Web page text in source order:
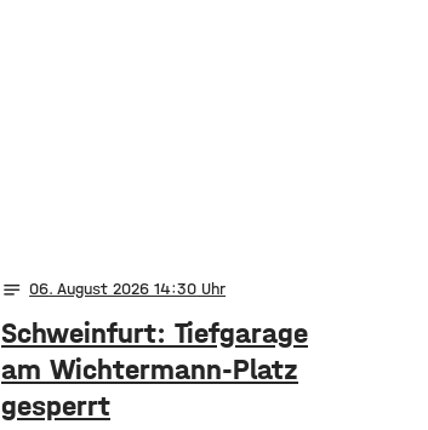
notes 06. August 2026 14:30
Schweinfurt: Tiefgarage
am Wichtermann-Platz
gesperrt